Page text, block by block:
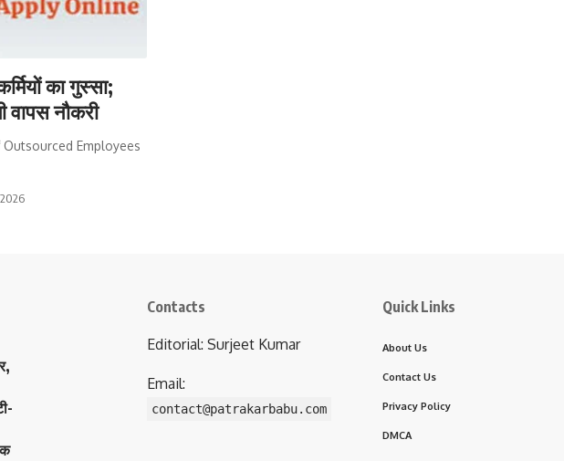
का गुस्सा;
वापस नौकरी
Outsourced Employees
Contacts
Editorial: Surjeet Kumar
Email:
contact@patrakarbabu.com
Quick Links
About Us
Contact Us
Privacy Policy
DMCA